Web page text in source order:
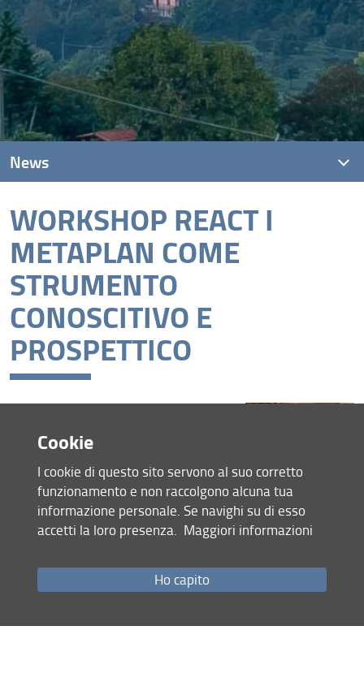
WORKSHOP REACT I
METAPLAN COME
STRUMENTO
CONOSCITIVO E
PROSPETTICO
maggio 2024, ore 09.30-17.00
Consulta la pagina dedicata (URL)
11 Maggio 2024
News
News recenti
Archivio
Mappa del sito
Cookie
I cookie di questo sito servono al suo corretto
funzionamento e non raccolgono alcuna tua
informazione personale. Se navighi su di esso
accetti la loro presenza. Maggiori informazioni
Ho capito